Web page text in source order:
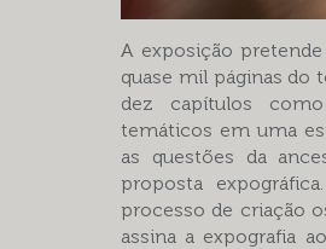
A exposição
quase mil páginas do
dez capítulos
temáticos em uma
as questões da
proposta
processo de criação
assina a expografia